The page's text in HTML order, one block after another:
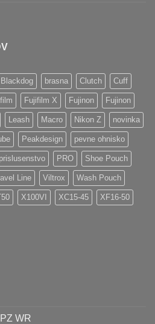
Blackdog brasna Clutch Cuff
Fujifilm X Fujinon Fujinon
Leash Macro Nikon Z novinka
Peakdesign pevne ohnisko
prislusenstvo PRO Shoe Pouch
Line Viltrox Wash Pouch
X100VI XC15-45 XF16-50
WR